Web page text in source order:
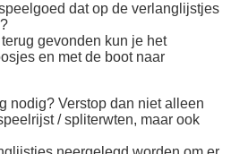
dat op de verlanglijstjes
gevonden kun je het
en met de boot naar
nodig? Verstop dan niet alleen
/ spliterwten, maar ook